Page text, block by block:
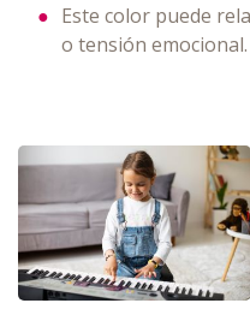
Este color puede
o tensión emocional.